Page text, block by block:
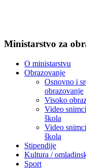
Ministarstvo za
O ministarstvu
Obrazovanje
Osnovno i
obrazovanje
Visoko
Video
škola
Video
škola
Stipendije
Kultura /
Sport